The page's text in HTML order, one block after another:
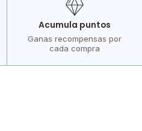
Acumula puntos
Ganas recompensas por
cada compra